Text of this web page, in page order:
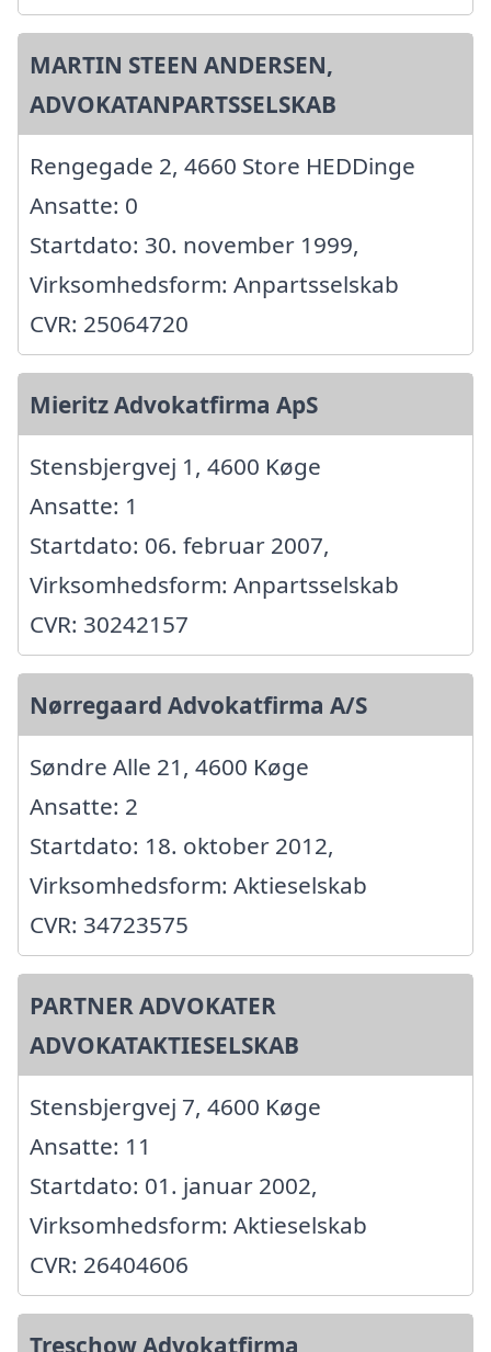
MARTIN STEEN ANDERSEN,
ADVOKATANPARTSSELSKAB
Rengegade 2, 4660 Store HEDDinge
Ansatte: 0
Startdato: 30. november 1999,
Virksomhedsform: Anpartsselskab
CVR: 25064720
Mieritz Advokatfirma ApS
Stensbjergvej 1, 4600 Køge
Ansatte: 1
Startdato: 06. februar 2007,
Virksomhedsform: Anpartsselskab
CVR: 30242157
Nørregaard Advokatfirma A/S
Søndre Alle 21, 4600 Køge
Ansatte: 2
Startdato: 18. oktober 2012,
Virksomhedsform: Aktieselskab
CVR: 34723575
PARTNER ADVOKATER
ADVOKATAKTIESELSKAB
Stensbjergvej 7, 4600 Køge
Ansatte: 11
Startdato: 01. januar 2002,
Virksomhedsform: Aktieselskab
CVR: 26404606
Treschow Advokatfirma